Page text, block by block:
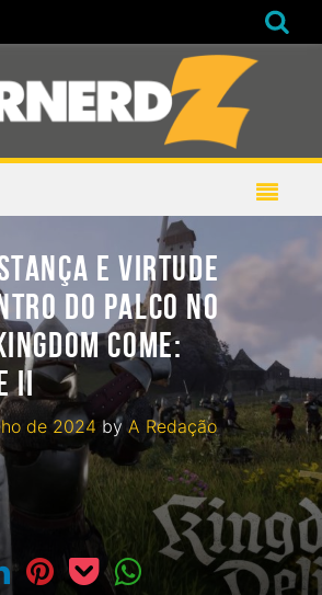
E VIRTUDE
DO PALCO NO
COME:
II
de 2024 by A Redação